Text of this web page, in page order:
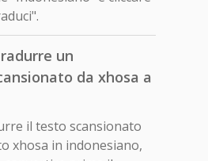
un
da xhosa a
il testo scansionato
xhosa in indonesiano,